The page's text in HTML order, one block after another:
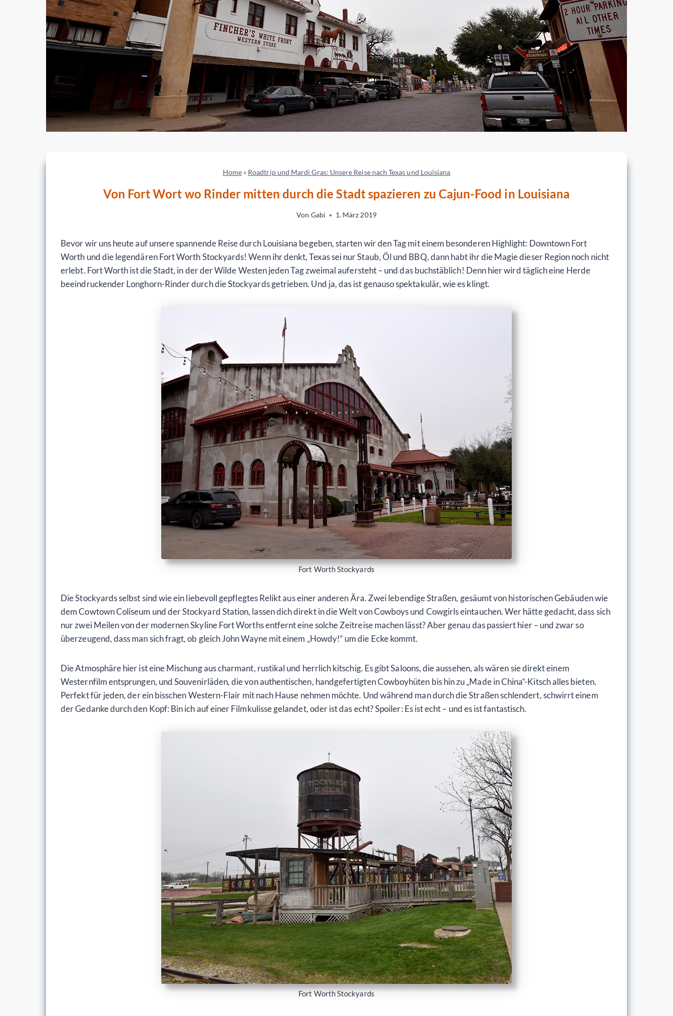
Home» Roadtrip und Mardi Gras: Unsere Reise nach Texas und Louisiana
Von Fort Wort wo Rinder mitten durch die Stadt spazieren zu Cajun-Food in Louisiana
Von Gabi 1. März 2019
Bevor wir uns heute auf unsere spannende Reise durch Louisiana begeben, starten wir den Tag mit einem besonderen Highlight: Downtown Fort
Worth und die legendären Fort Worth Stockyards! Wenn ihr denkt, Texas sei nur Staub, Öl und BBQ, dann habt ihr die Magie dieser Region noch nicht
erlebt. Fort Worth ist die Stadt, in der der Wilde Westen jeden Tag zweimal aufersteht – und das buchstäblich! Denn hier wird täglich eine Herde
beeindruckender Longhorn-Rinder durch die Stockyards getrieben. Und ja, das ist genauso spektakulär, wie es klingt.
Fort Worth Stockyards
Die Stockyards selbst sind wie ein liebevoll gepflegtes Relikt aus einer anderen Ära. Zwei lebendige Straßen, gesäumt von historischen Gebäuden wie
dem Cowtown Coliseum und der Stockyard Station, lassen dich direkt in die Welt von Cowboys und Cowgirls eintauchen. Wer hätte gedacht, dass sich
nur zwei Meilen von der modernen Skyline Fort Worths entfernt eine solche Zeitreise machen lässt? Aber genau das passiert hier – und zwar so
überzeugend, dass man sich fragt, ob gleich John Wayne mit einem „Howdy!“ um die Ecke kommt.
Die Atmosphäre hier ist eine Mischung aus charmant, rustikal und herrlich kitschig. Es gibt Saloons, die aussehen, als wären sie direkt einem
Westernfilm entsprungen, und Souvenirläden, die von authentischen, handgefertigten Cowboyhüten bis hin zu „Made in China“-Kitsch alles bieten.
Perfekt für jeden, der ein bisschen Western-Flair mit nach Hause nehmen möchte. Und während man durch die Straßen schlendert, schwirrt einem
der Gedanke durch den Kopf: Bin ich auf einer Filmkulisse gelandet, oder ist das echt? Spoiler: Es ist echt – und es ist fantastisch.
Fort Worth Stockyards